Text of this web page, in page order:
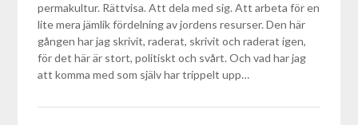
permakultur. Rättvisa. Att dela med sig. Att arbeta för en
lite mera jämlik fördelning av jordens resurser. Den här
gången har jag skrivit, raderat, skrivit och raderat igen,
för det här är stort, politiskt och svårt. Och vad har jag
att komma med som själv har trippelt upp…